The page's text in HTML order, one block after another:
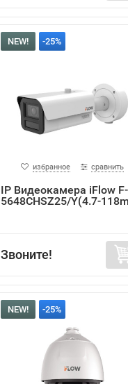
NEW! -25%
избранное сравнить
IP Видеокамера iFlow
5648CHSZ25/Y(4.7-
Звоните!
NEW! -25%